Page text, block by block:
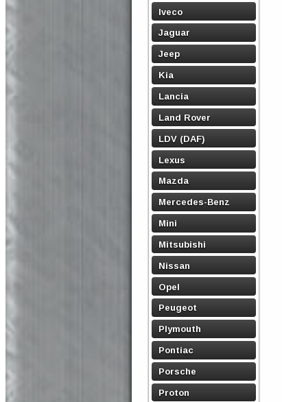
Iveco
Jaguar
Jeep
Kia
Lancia
Land Rover
LDV (DAF)
Lexus
Mazda
Mercedes-Benz
Mini
Mitsubishi
Nissan
Opel
Peugeot
Plymouth
Pontiac
Porsche
Proton